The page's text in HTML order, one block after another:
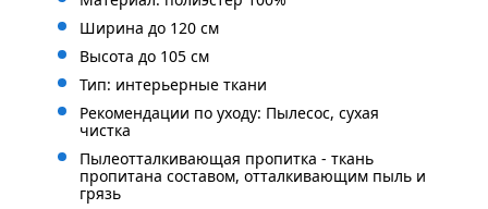
Ширина до 120 см
Высота до 105 см
Тип: интерьерные ткани
Рекомендации по уходу: Пылесос, сухая
чистка
Пылеотталкивающая пропитка - ткань
пропитана составом, отталкивающим пыль и
грязь